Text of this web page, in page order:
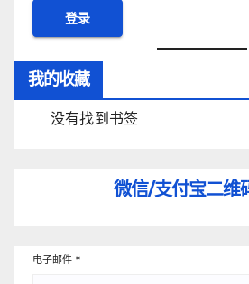
我的收藏
没有找到书签
微信/支付宝二维
电子邮件 *